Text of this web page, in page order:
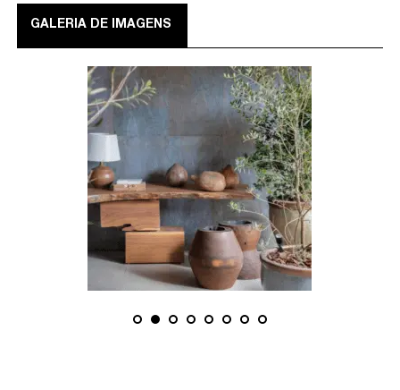
GALERIA DE IMAGENS